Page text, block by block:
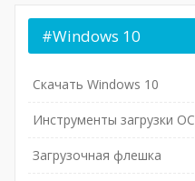
#Windows 10
Скачать Windows 10
Инструменты загрузки ОС
Загрузочная флешка